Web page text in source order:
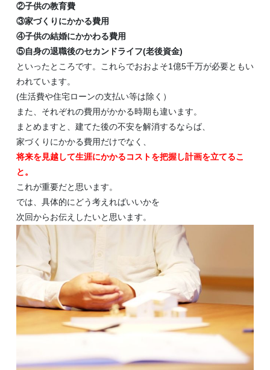
②子供の教育費
③家づくりにかかる費用
④子供の結婚にかかわる費用
⑤自身の退職後のセカンドライフ(老後資金)
といったところです。これらでおおよそ1億5千万が必要ともい
われています。
(生活費や住宅ローンの支払い等は除く）
また、それぞれの費用がかかる時期も違います。
まとめますと、建てた後の不安を解消するならば、
家づくりにかかる費用だけでなく、
将来を見越して生涯にかかるコストを把握し計画を立てるこ
と。
これが重要だと思います。
では、具体的にどう考えればいいかを
次回からお伝えしたいと思います。